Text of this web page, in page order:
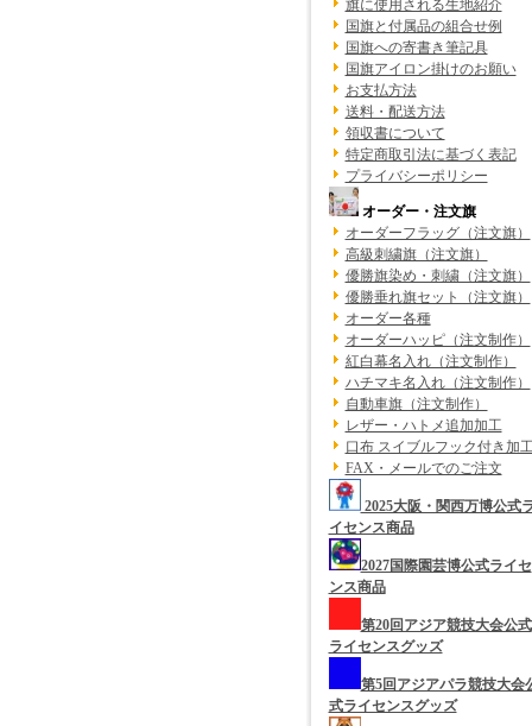
旗に使用される生地紹介
国旗と付属品の組合せ例
国旗への寄書き筆記具
国旗アイロン掛けのお願い
お支払方法
送料・配送方法
領収書について
特定商取引法に基づく表記
プライバシーポリシー
オーダー・注文旗
オーダーフラッグ（注文旗）
高級刺繍旗（注文旗）
優勝旗染め・刺繍（注文旗）
優勝垂れ旗セット（注文旗）
オーダー各種
オーダーハッピ（注文制作）
紅白幕名入れ（注文制作）
ハチマキ名入れ（注文制作）
自動車旗（注文制作）
レザー・ハトメ追加加工
口布 スイブルフック付き加
FAX・メールでのご注文
2025大阪・関西万博公式
イセンス商品
2027国際園芸博公式ライセ
ンス商品
第20回アジア競技大会公式
ライセンスグッズ
第5回アジアパラ競技大会
式ライセンスグッズ